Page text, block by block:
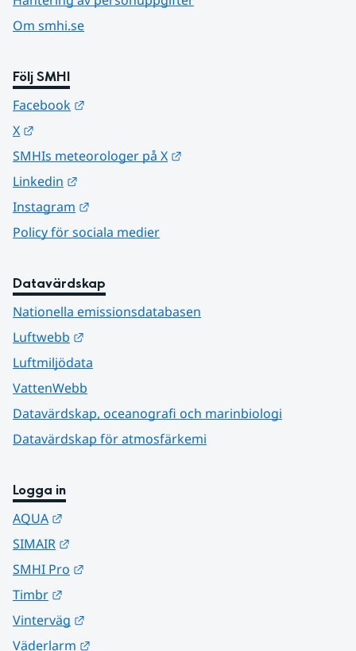
Om smhi.se
Följ SMHI
Facebook
X
SMHIs meteorologer på X
Linkedin
Instagram
Policy för sociala medier
Datavärdskap
Nationella emissionsdatabasen
Luftwebb
Luftmiljödata
VattenWebb
Datavärdskap, oceanografi och marinbiologi
Datavärdskap för atmosfärkemi
Logga in
AQUA
SIMAIR
SMHI Pro
Timbr
Vinterväg
Väderlarm